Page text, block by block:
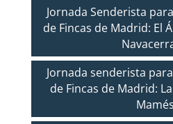
Jornada Senderista
de Fincas de Madrid: El
Jornada senderista
de Fincas de Madrid:
Mamés